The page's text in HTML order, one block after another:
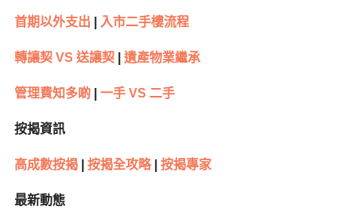
首期以外支出 入市二手樓流程
轉讓契 VS 送讓契| 遺產物業繼承
管理費知多啲| 一手 VS 二手
按揭資訊
高成數按揭| 按揭全攻略| 按揭專家
最新動態